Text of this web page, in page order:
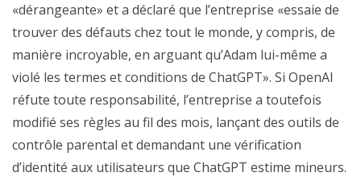
«dérangeante» et a déclaré que l’entreprise «essaie de
trouver des défauts chez tout le monde, y compris, de
manière incroyable, en arguant qu’Adam lui-même a
violé les termes et conditions de ChatGPT». Si OpenAI
réfute toute responsabilité, l’entreprise a toutefois
modifié ses règles au fil des mois, lançant des outils de
contrôle parental et demandant une vérification
d’identité aux utilisateurs que ChatGPT estime mineurs.